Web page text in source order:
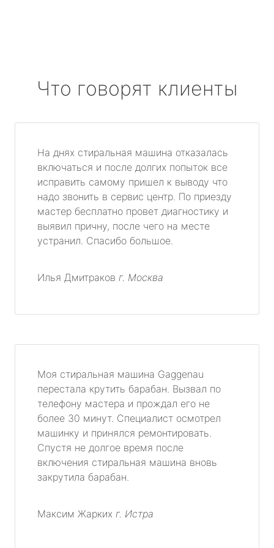
Что говорят клиенты
На днях стиральная машина отказалась
включаться и после долгих попыток все
исправить самому пришел к выводу что
надо звонить в сервис центр. По приезду
мастер бесплатно провет диагностику и
выявил причну, после чего на месте
устранил. Спасибо большое.
Илья Дмитраков г. Москва
Моя стиральная машина Gaggenau
перестала крутить барабан. Вызвал по
телефону мастера и прождал его не
более 30 минут. Специалист осмотрел
машинку и принялся ремонтировать.
Спустя не долгое время после
включения стиральная машина вновь
закрутила барабан.
Максим Жарких г. Истра